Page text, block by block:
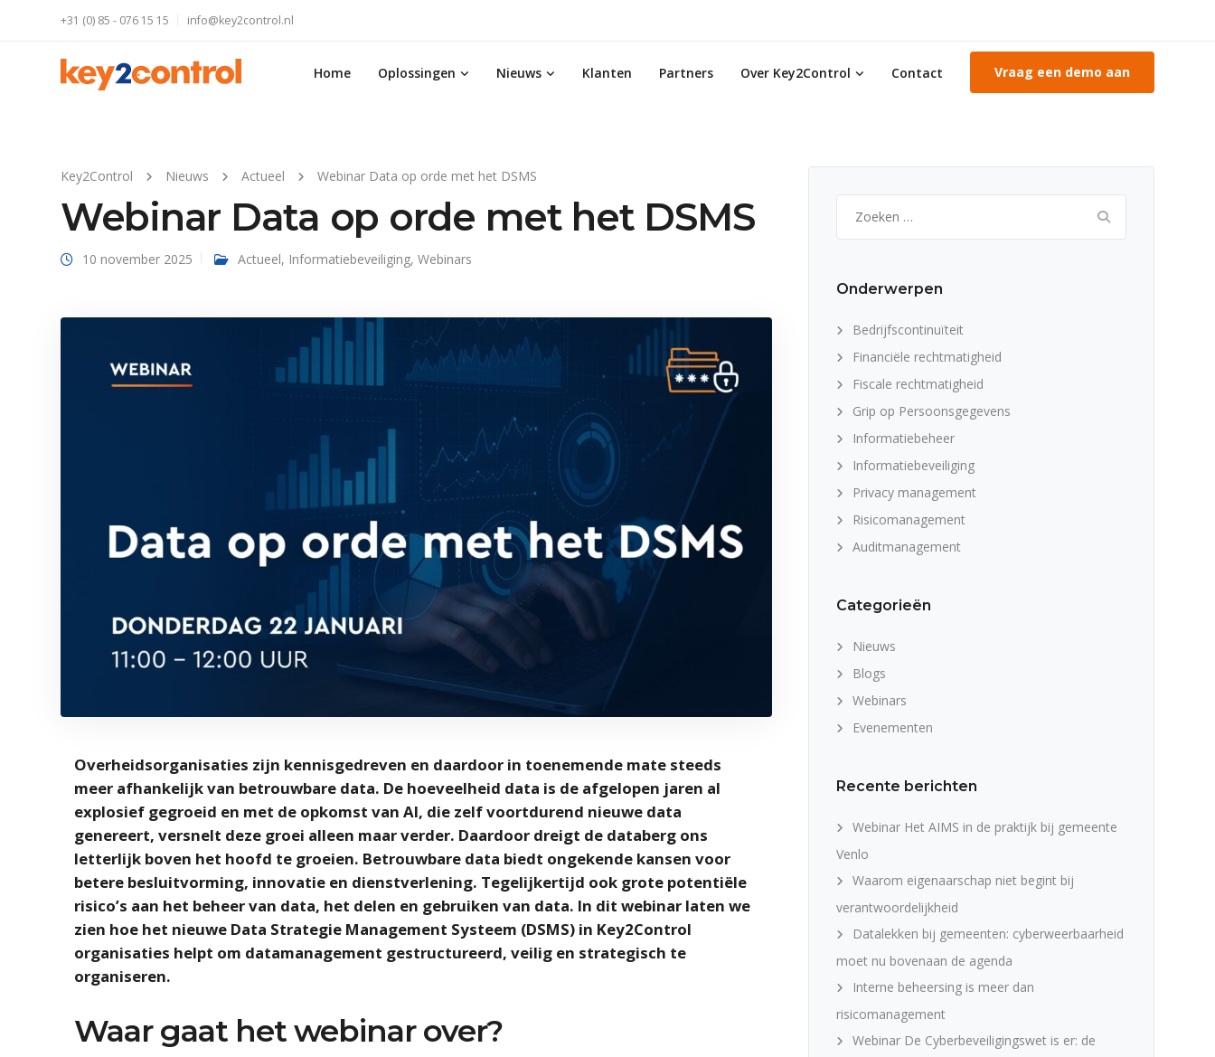
+31 (0) 85 - 076 15 15 info@key2control.nl
Home Oplossingen Nieuws Klanten Partners Over Key2Control Contact Vraag een demo aan
Key2Control Nieuws Actueel Webinar Data op orde met het DSMS
Webinar Data op orde met het DSMS
10 november 2025 Actueel, Informatiebeveiliging, Webinars
Overheidsorganisaties zijn kennisgedreven en daardoor in toenemende mate steeds
meer afhankelijk van betrouwbare data. De hoeveelheid data is de afgelopen jaren al
explosief gegroeid en met de opkomst van AI, die zelf voortdurend nieuwe data
genereert, versnelt deze groei alleen maar verder. Daardoor dreigt de databerg ons
letterlijk boven het hoofd te groeien. Betrouwbare data biedt ongekende kansen voor
betere besluitvorming, innovatie en dienstverlening. Tegelijkertijd ook grote potentiële
risico’s aan het beheer van data, het delen en gebruiken van data. In dit webinar laten we
zien hoe het nieuwe Data Strategie Management Systeem (DSMS) in Key2Control
organisaties helpt om datamanagement gestructureerd, veilig en strategisch te
organiseren.
Waar gaat het webinar over?
naar:
Onderwerpen
Bedrijfscontinuïteit
Financiële rechtmatigheid
Fiscale rechtmatigheid
Grip op Persoonsgegevens
Informatiebeheer
Informatiebeveiliging
Privacy management
Risicomanagement
Auditmanagement
Categorieën
Nieuws
Blogs
Webinars
Evenementen
Recente berichten
Webinar Het AIMS in de praktijk bij gemeente
Venlo
Waarom eigenaarschap niet begint bij
verantwoordelijkheid
Datalekken bij gemeenten: cyberweerbaarheid
moet nu bovenaan de agenda
Interne beheersing is meer dan
risicomanagement
Webinar De Cyberbeveiligingswet is er: de